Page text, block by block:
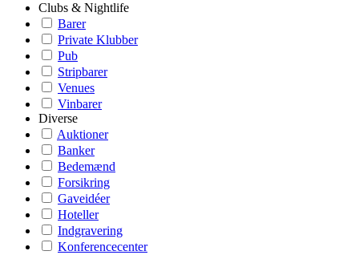
Clubs & Nightlife
Barer
Private Klubber
Pub
Stripbarer
Venues
Vinbarer
Diverse
Auktioner
Banker
Bedemænd
Forsikring
Gaveidéer
Hoteller
Indgravering
Konferencecenter